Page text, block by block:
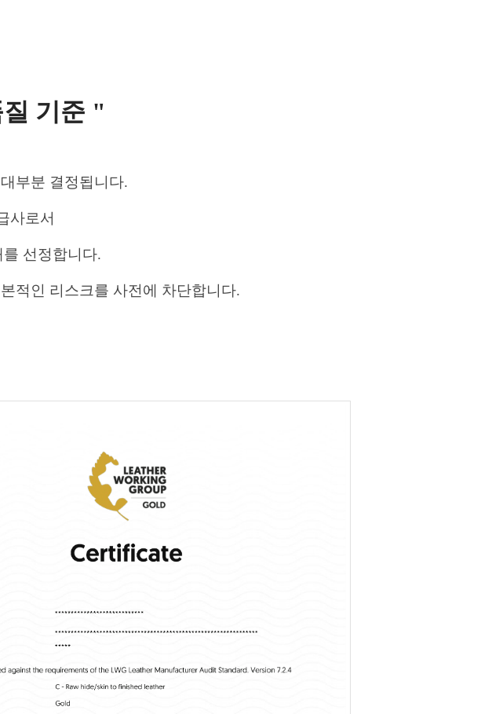
기준 "
부분 결정됩니다.
사로서
를 선정합니다.
적인 리스크를 사전에 차단합니다.